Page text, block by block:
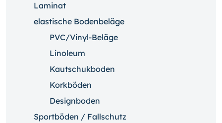
Laminat
elastische Bodenbeläge
PVC/Vinyl-Beläge
Linoleum
Kautschukboden
Korkböden
Designboden
Sportböden / Fallschutz